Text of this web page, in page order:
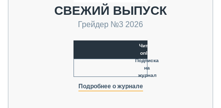
СВЕЖИЙ ВЫПУСК
Грейдер №3 2026
Читать
online
Подписка
на
журнал
Подробнее о журнале